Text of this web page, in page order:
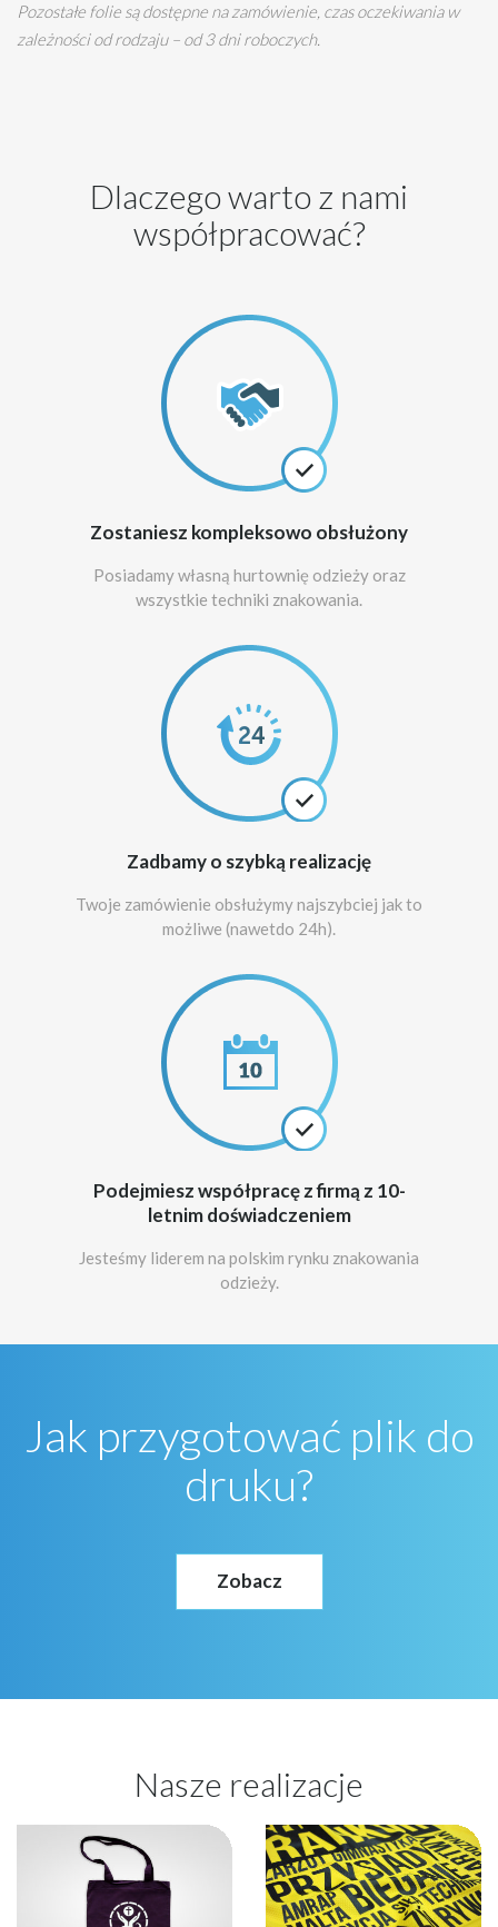
Pozostałe folie są dostępne na zamówienie, czas oczekiwania w
zależności od rodzaju – od 3 dni roboczych.
Dlaczego warto z nami
współpracować?
Zostaniesz kompleksowo obsłużony
Posiadamy własną hurtownię odzieży oraz
wszystkie techniki znakowania.
Zadbamy o szybką realizację
Twoje zamówienie obsłużymy najszybciej jak to
możliwe (nawetdo 24h).
Podejmiesz współpracę z firmą z 10-
letnim doświadczeniem
Jesteśmy liderem na polskim rynku znakowania
odzieży.
Jak przygotować plik do
druku?
Zobacz
Nasze realizacje